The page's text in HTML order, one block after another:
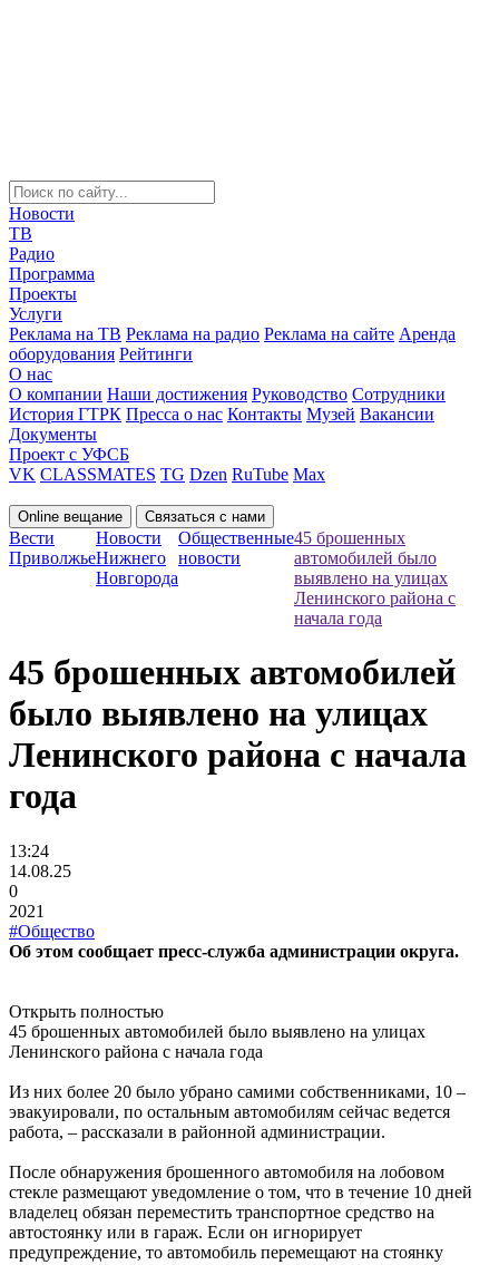
Новости
ТВ
Радио
Программа
Проекты
Услуги
Реклама на ТВ Реклама на радио Реклама на сайте Аренда
оборудования Рейтинги
О нас
О компании Наши достижения Руководство Сотрудники
История ГТРК Пресса о нас Контакты Музей Вакансии
Документы
Проект с УФСБ
VK CLASSMATES TG Dzen RuTube Max
Online вещание Связаться с нами
Вести
Приволжье
Новости
Нижнего
Новгорода
Общественные
новости
45 брошенных
автомобилей было
выявлено на улицах
Ленинского района с
начала года
45 брошенных автомобилей
было выявлено на улицах
Ленинского района с начала
года
13:24
14.08.25
0
2021
#Общество
Об этом сообщает пресс-служба администрации округа.
Открыть полностью
45 брошенных автомобилей было выявлено на улицах
Ленинского района с начала года
Из них более 20 было убрано самими собственниками, 10 –
эвакуировали, по остальным автомобилям сейчас ведется
работа, – рассказали в районной администрации.
После обнаружения брошенного автомобиля на лобовом
стекле размещают уведомление о том, что в течение 10 дней
владелец обязан переместить транспортное средство на
автостоянку или в гараж. Если он игнорирует
предупреждение, то автомобиль перемещают на стоянку